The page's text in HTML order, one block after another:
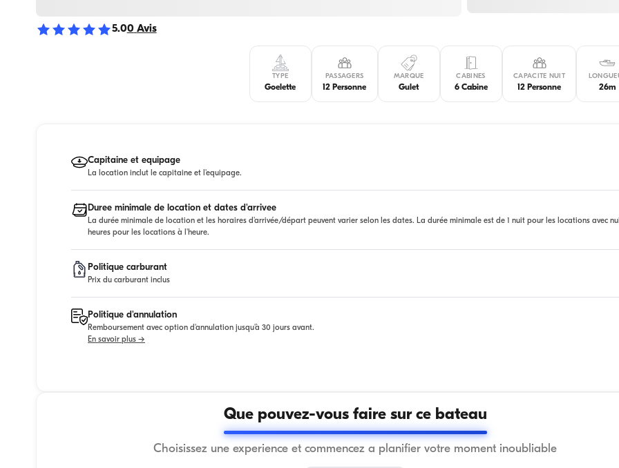
5.00 Avis
TYPE
Goelette
PASSAGERS
12 Personne
MARQUE
Gulet
CABINES
6 Cabine
CAPACITE NUIT
12 Personne 26m
Capitaine et equipage
La location inclut le capitaine et l'equipage.
Duree minimale de location et dates d'arrivee
La durée minimale de location et les horaires d'arrivée/départ peuvent varier selon les dates. La durée minimale est de 1 nuit pour les locations avec
heures pour les locations à l'heure.
Politique carburant
Prix du carburant inclus
Politique d'annulation
Remboursement avec option d'annulation jusqu'à 30 jours avant.
En savoir plus →
Que pouvez-vous faire sur ce bateau
Choisissez une experience et commencez a planifier votre moment inoubliable